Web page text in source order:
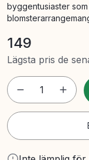
byggentusiaster
149
Lägsta pris de
1